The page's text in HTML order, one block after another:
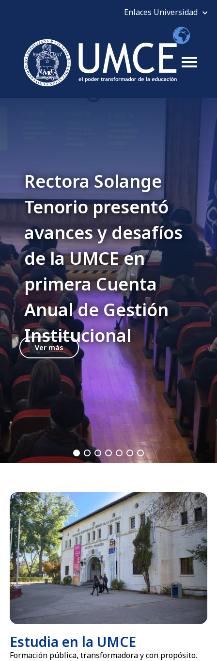
Rectora Solange
Tenorio presentó
avances y desafíos
de la UMCE en
primera Cuenta
Anual de Gestión
Institucional
Ver más
Estudia en la UMCE
Formación pública, transformadora y con propósito.